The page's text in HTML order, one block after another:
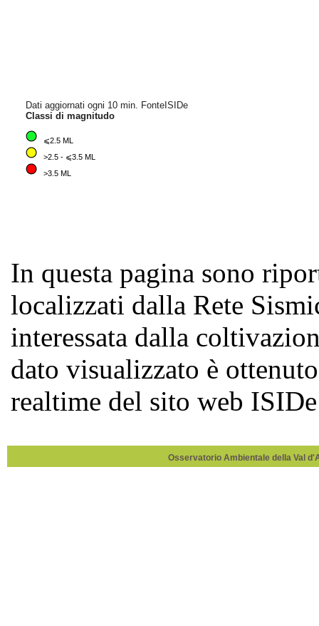
Osservatorio Ambientale della Val